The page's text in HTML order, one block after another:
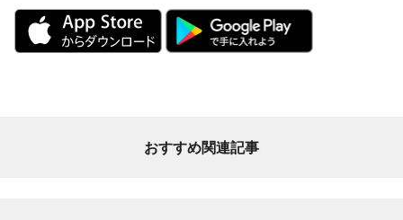
おすすめ関連記事